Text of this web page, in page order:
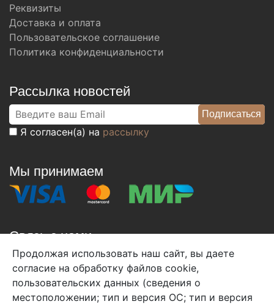
Реквизиты
Доставка и оплата
Пользовательское соглашение
Политика конфиденциальности
Рассылка новостей
Я согласен(а) на рассылку
Мы принимаем
Связь с нами
+7 (495) 933-38-08
info@arben-textile.ru- оптовые продажи
Продолжая использовать наш сайт, вы даете
согласие на обработку файлов cookie,
пользовательских данных (сведения о
местоположении; тип и версия ОС; тип и версия